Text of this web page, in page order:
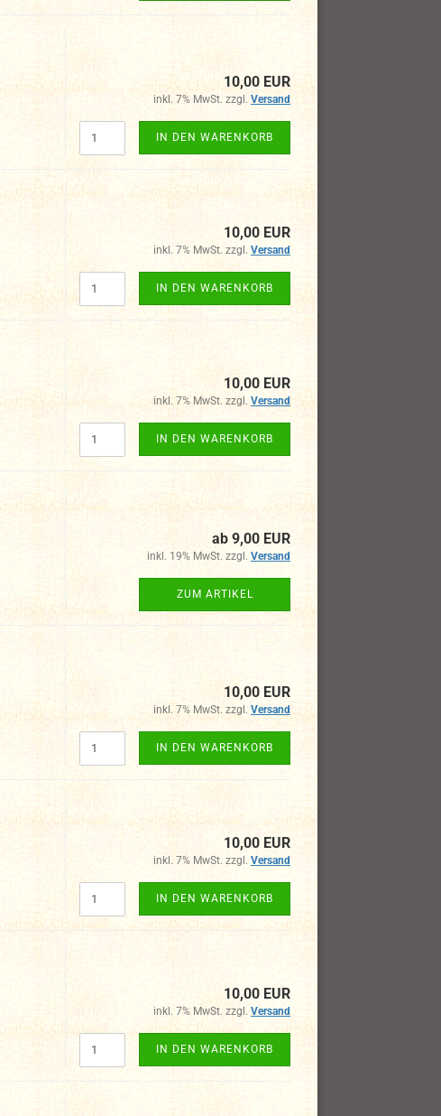
10,00 EUR
inkl. 7% MwSt. zzgl. Versand
IN DEN WARENKORB
10,00 EUR
inkl. 7% MwSt. zzgl. Versand
IN DEN WARENKORB
10,00 EUR
inkl. 7% MwSt. zzgl. Versand
IN DEN WARENKORB
ab 9,00 EUR
inkl. 19% MwSt. zzgl. Versand
ZUM ARTIKEL
10,00 EUR
inkl. 7% MwSt. zzgl. Versand
IN DEN WARENKORB
10,00 EUR
inkl. 7% MwSt. zzgl. Versand
IN DEN WARENKORB
10,00 EUR
inkl. 7% MwSt. zzgl. Versand
IN DEN WARENKORB